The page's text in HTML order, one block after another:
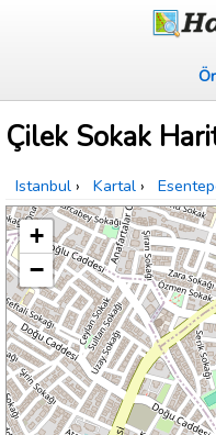
Çilek Sokak
Istanbul › Kartal ›
+
−